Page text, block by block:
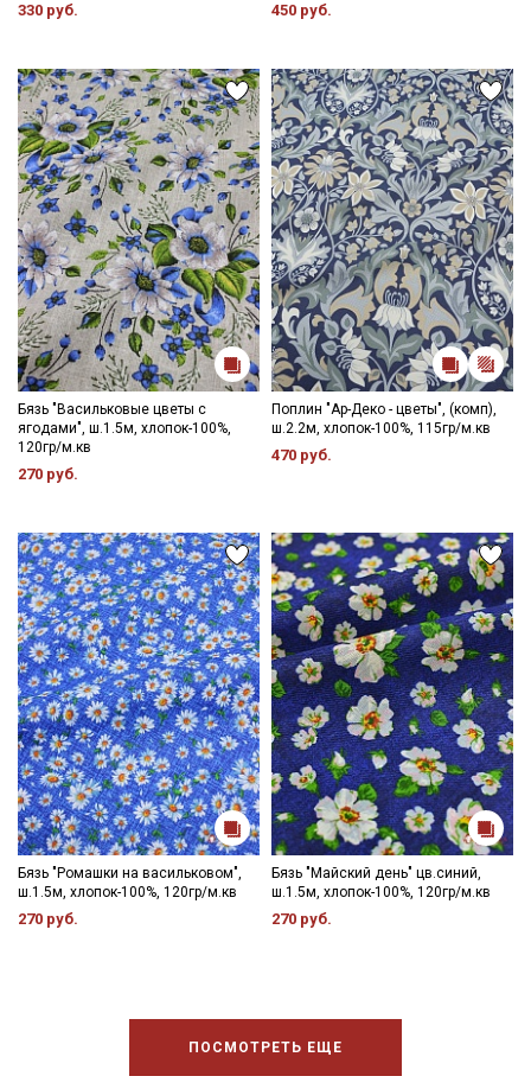
330 руб. 450 руб.
Бязь "Васильковые цветы с
ягодами", ш.1.5м, хлопок-100%,
120гр/м.кв
270 руб.
Поплин "Ар-Деко - цветы", (комп),
ш.2.2м, хлопок-100%, 115гр/м.кв
470 руб.
Бязь "Ромашки на васильковом",
ш.1.5м, хлопок-100%, 120гр/м.кв
270 руб.
Бязь "Майский день" цв.синий,
ш.1.5м, хлопок-100%, 120гр/м.кв
270 руб.
ПОСМОТРЕТЬ ЕЩЕ